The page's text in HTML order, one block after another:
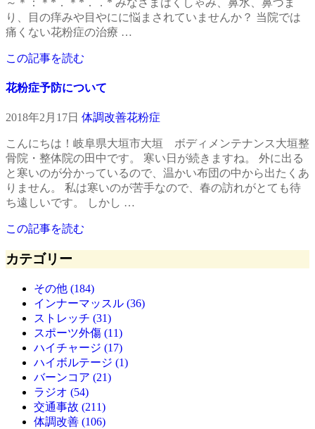
り、目の痒みや目やにに悩まされていませんか？ 当院では
痛くない花粉症の治療 …
この記事を読む
花粉症予防について
2018年2月17日 体調改善花粉症
こんにちは！岐阜県大垣市大垣 ボディメンテナンス大垣整
骨院・整体院の田中です。 寒い日が続きますね。 外に出る
と寒いのが分かっているので、温かい布団の中から出たくあ
りません。 私は寒いのが苦手なので、春の訪れがとても待
ち遠しいです。 しかし …
この記事を読む
カテゴリー
その他 (184)
インナーマッスル (36)
ストレッチ (31)
スポーツ外傷 (11)
ハイチャージ (17)
ハイボルテージ (1)
バーンコア (21)
ラジオ (54)
交通事故 (211)
体調改善 (106)